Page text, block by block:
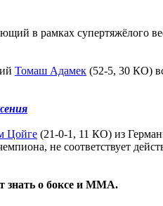
в рамках супертяжёлого
Томаш Адамек (52-5, 30 КО)
Цойге (21-0-1, 11 КО) из
не соответствует
знать о боксе и ММА.